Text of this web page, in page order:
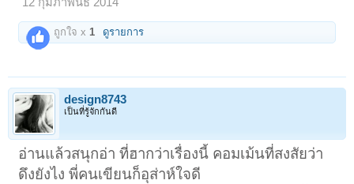
ถูกใจ x 1 ดูรายการ
design8743
เป็นที่รู้จักกันดี
อ่านแล้วสนุกอ่า ที่ฮากว่าเรื่องนี้ คอมเม้นที่สงสัยว่า
ดึงยังไง พี่คนเขียนก็อุส่าห์ใจดี